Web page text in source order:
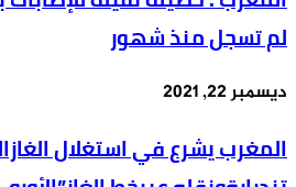
عربيا
موحدا
لم تسجل منذ شهور
ديسمبر 22, 2021
المغرب يشرع في استغلال